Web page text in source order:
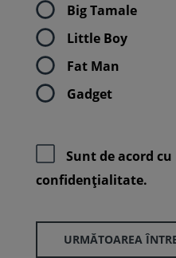
Big Tamale
Little Boy
Fat Man
Gadget
Sunt de acord cu
confidenţialitate.
URMĂTOAREA